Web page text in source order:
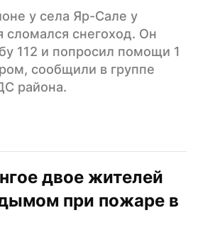
у села Яр-Сале у
сломался снегоход. Он
112 и попросил помощи 1
сообщили в группе
района.
двое жителей
при пожаре в